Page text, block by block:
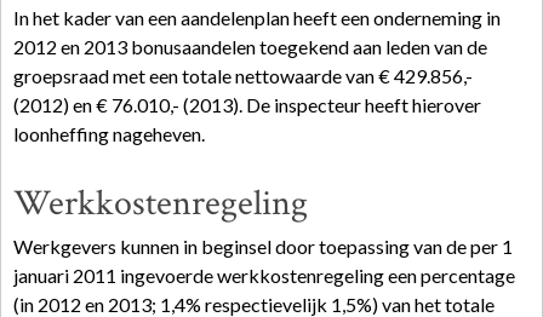
In het kader van een aandelenplan heeft een onderneming in
2012 en 2013 bonusaandelen toegekend aan leden van de
groepsraad met een totale nettowaarde van € 429.856,-
(2012) en € 76.010,- (2013). De inspecteur heeft hierover
loonheffing nageheven.
Werkkostenregeling
Werkgevers kunnen in beginsel door toepassing van de per 1
januari 2011 ingevoerde werkkostenregeling een percentage
(in 2012 en 2013; 1,4% respectievelijk 1,5%) van het totale